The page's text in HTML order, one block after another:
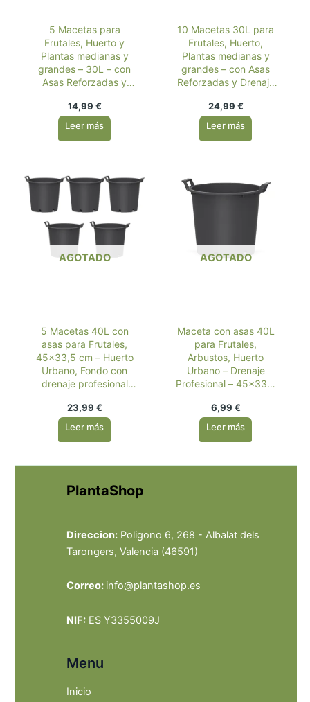
5 Macetas para
Frutales, Huerto y
Plantas medianas y
grandes – 30L – con
Asas Reforzadas y
Profesional en Viveros
y Cultivo Doméstico
14,99 €
Leer más
10 Macetas 30L para
Frutales, Huerto,
Plantas medianas y
grandes – con Asas
Reforzadas y Drenaje
Viveros y Cultivo
Doméstico, Color
24,99 €
Leer más
AGOTADO
5 Macetas 40L con
asas para Frutales,
45×33,5 cm – Huerto
Urbano, Fondo con
drenaje profesional
evitar
encharcamientos –
23,99 €
Leer más
AGOTADO
Maceta con asas 40L
para Frutales,
Arbustos, Huerto
Urbano – Drenaje
Profesional – 45×33,5
6,99 €
Leer más
PlantaShop
Direccion: Poligono 6, 268 - Albalat dels
Tarongers, Valencia (46591)
Correo: info@plantashop.es
NIF: ES Y3355009J
Menu
Inicio